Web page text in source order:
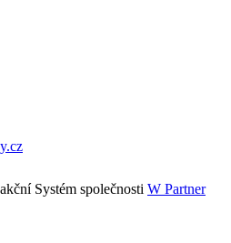
Systém společnosti W Partner